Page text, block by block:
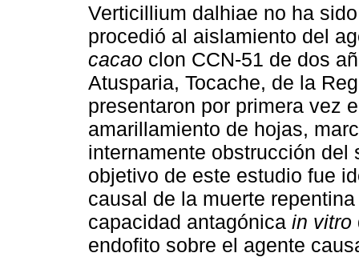
Verticillium dalhiae no ha
procedió al aislamiento del
cacao clon CCN-51 de dos
Atusparia, Tocache, de la
presentaron por primera vez
amarillamiento de hojas,
internamente obstrucción
objetivo de este estudio fue
causal de la muerte
capacidad antagónica in vitro
endofito sobre el agente